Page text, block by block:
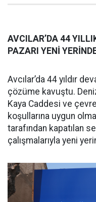
AVCILAR’DA 44
PAZARI YENİ
Avcılar’da 44 yıldır
çözüme kavuştu.
Kaya Caddesi ve
koşullarına uygun
tarafından kapatılan
çalışmalarıyla yeni